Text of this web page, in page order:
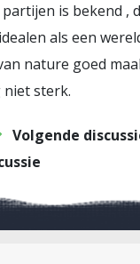
is bekend ,
als een
nature goed
sterk.
Volgende